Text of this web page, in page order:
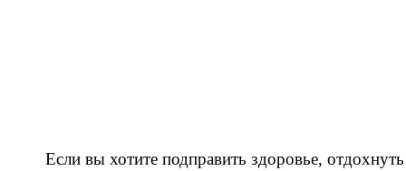
Если вы хотите подправить здоровье, отдохнуть